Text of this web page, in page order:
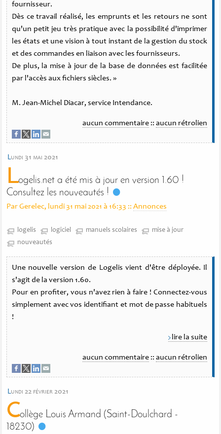
fournisseur.
Dès ce travail réalisé, les emprunts et les retours ne sont
qu'un petit jeu très pratique avec la possibilité d'imprimer
les états et une vision à tout instant de la gestion du stock
et des commandes en liaison avec les fournisseurs.
De plus, la mise à jour de la base de données est facilitée
par l'accès aux fichiers siècles. »
M. Jean-Michel Diacar, service Intendance.
aucun commentaire :: aucun rétrolien
lundi 31 mai 2021
Logelis.net a été mis à jour en version 1.60 !
Consultez les nouveautés !
Par Gerelec, lundi 31 mai 2021 à 16:33 :: Annonces
logelis logiciel manuels scolaires
mise à jour
nouveautés
Une nouvelle version de Logelis vient d'être déployée. Il
s'agit de la version 1.60.
Pour en profiter, vous n'avez rien à faire ! Connectez-vous
simplement avec vos identifiant et mot de passe habituels
!
lire la suite
aucun commentaire :: aucun rétrolien
lundi 22 février 2021
Collège Louis Armand (Saint-Doulchard -
18230)